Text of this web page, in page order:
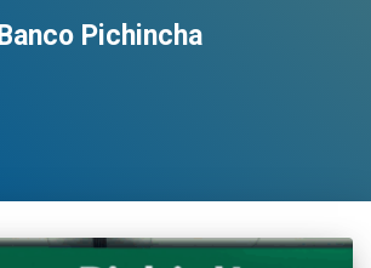
Banco Pichincha